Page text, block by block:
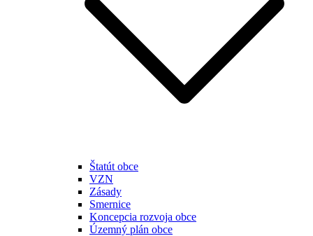
Štatút obce
VZN
Zásady
Smernice
Koncepcia rozvoja obce
Územný plán obce